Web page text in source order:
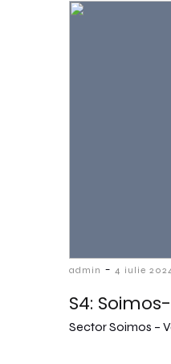
admin - 4 iulie
S4:
Sector Soimos –